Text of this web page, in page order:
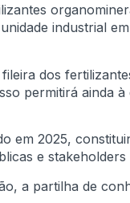
industrial
dos
permitirá ainda à
em 2025,
e stakeholders
a partilha de